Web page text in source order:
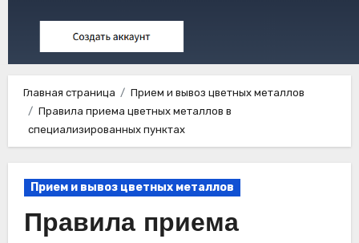
Главная страница
Прием и вывоз цветных металлов
Правила приема цветных металлов в
специализированных пунктах
Прием и вывоз цветных металлов
Правила приема